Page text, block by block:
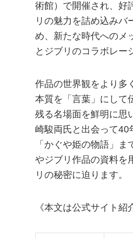
術館）で開催され、好
リの魅力を詰め込みバ
め、新たな時代へのメ
とジブリのコラボレー
作品の世界観をより多
本質を「言葉」にして
残る名場面を鮮明に思
崎駿両氏と出会って40
「かぐや姫の物語」
やジブリ作品の資料を
リの秘密に迫ります。
《本文は公式サイト紹